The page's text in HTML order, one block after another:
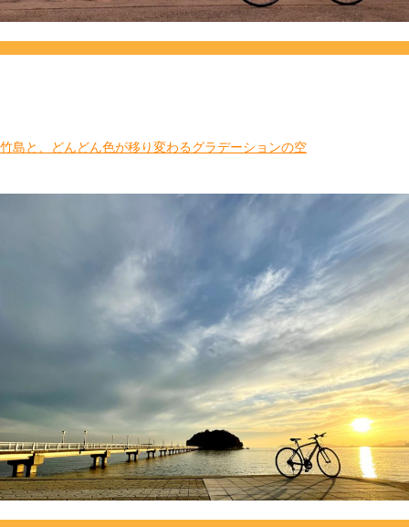
竹島と、どんどん色が移り変わるグラデーションの空